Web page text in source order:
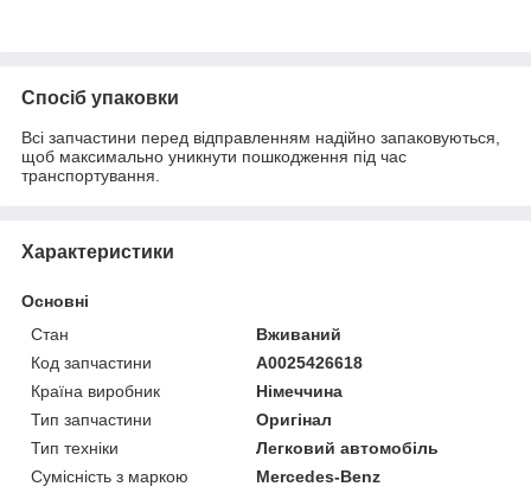
Спосіб упаковки
Всі запчастини перед відправленням надійно запаковуються,
щоб максимально уникнути пошкодження під час
транспортування.
Характеристики
Основні
Стан
Вживаний
Код запчастини
A0025426618
Країна виробник
Німеччина
Тип запчастини
Оригінал
Тип техніки
Легковий автомобіль
Сумісність з маркою
Mercedes-Benz